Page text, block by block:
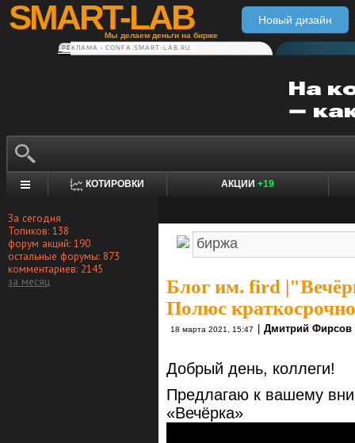
SMART-LAB
Мы делаем деньги на бирже
Новый дизайн
РЕКЛАМА • CONFA.SMART-LAB.RU
КОТИРОВКИ АКЦИИ +19
За сегодня
Топиков: 138
форум акций: 190
остальные форумы: 873
комментариев: 2145
за месяц
Блог им. fird |
Полюс
18 марта 2021, 15:47 Дмитрий Фирсов
Добрый день, коллеги!
Предлагаю к вашему
«Вечёрка»